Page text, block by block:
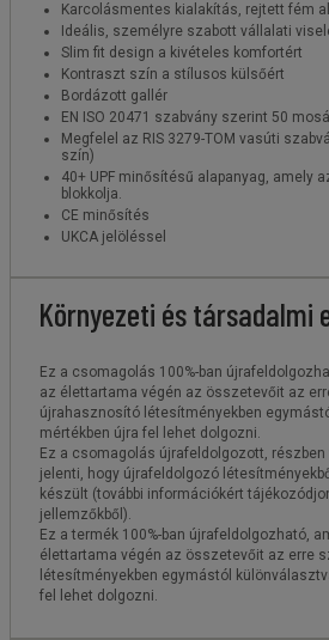
Karcolásmentes kialakítás, rejtett fém
Ideális, személyre szabott vállalati
Slim fit design a kivételes komfortért
Kontraszt szín a stílusos külsőért
Bordázott gallér
EN ISO 20471 szabvány szerint 50
Megfelel az RIS 3279-TOM vasúti
szín)
40+ UPF minősítésű alapanyag, amely
blokkolja.
CE minősítés
UKCA jelöléssel
Környezeti és társadalmi
Ez a csomagolás 100%-ban
az élettartama végén az összetevőit az
újrahasznosító létesítményekben
mértékben újra fel lehet dolgozni.
Ez a csomagolás újrafeldolgozott,
jelenti, hogy újrafeldolgozó
készült (további információkért
jellemzőkből).
Ez a termék 100%-ban újrafeldolgozható,
élettartama végén az összetevőit az erre
létesítményekben egymástól
fel lehet dolgozni.